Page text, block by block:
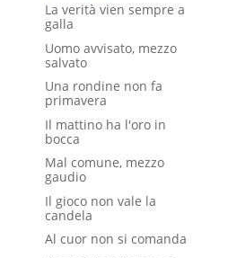
La verità vien sempre a
galla
Uomo avvisato, mezzo
salvato
Una rondine non fa
primavera
Il mattino ha l'oro in
bocca
Mal comune, mezzo
gaudio
Il gioco non vale la
candela
Al cuor non si comanda